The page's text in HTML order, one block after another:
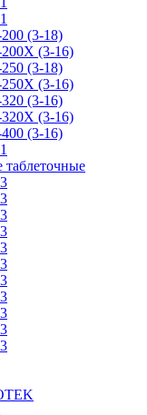
(3-18)
(3-16)
(3-18)
(3-16)
(3-16)
(3-16)
(3-16)